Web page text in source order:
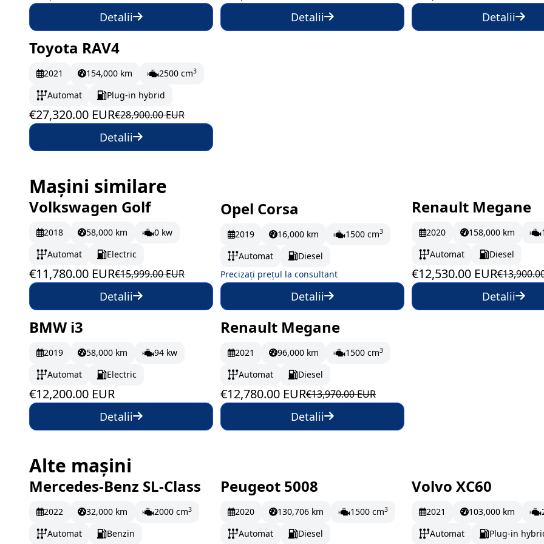
Detalii Detalii Detalii
În stoc 455.33 EUR/lună
Toyota RAV4
2021 154,000 km 2500 cm3
Automat Plug-in hybrid
€27,320.00 EUR€28,900.00 EUR
Detalii
Mașini similare
În stoc 196.33 EUR/lună
Volkswagen Golf
2018 58,000 km
0 kw
Automat
Electric
€11,780.00 EUR€15,999.00 EUR
Detalii
La comandă
Opel Corsa
2019 16,000 km 1500 cm3
Automat
Diesel
Precizați prețul la consultant
Detalii
În stoc 208.83 EUR/
Renault Megane
2020 158,000 km
Automat Diesel
€12,530.00 EUR
Detalii
La comandă
203.33 EUR/lună
BMW i3
2019 58,000 km
94 kw
Automat
Electric
€12,200.00 EUR
Detalii
În stoc 213 EUR/lună
Renault Megane
2021 96,000 km 1500 cm3
Automat Diesel
€12,780.00 EUR€13,970.00 EUR
Detalii
Alte mașini
În stoc 1247.83 EUR/lună
Mercedes-Benz SL-Class
2022 32,000 km 2000 cm3
Automat Benzin
În stoc 288.67 EUR/lună
Peugeot 5008
2020 130,706 km 1500 cm3
Automat Diesel
În stoc 514.5 EUR/
Volvo XC60
2021 103,000 km
Automat Plug-in